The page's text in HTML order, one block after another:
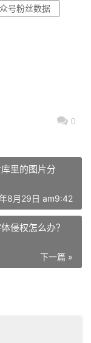
号粉丝数据
0
里的图片分
8月29日 am9:42
侵权怎么办？
下一篇 »